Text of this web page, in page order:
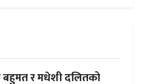
र मधेशी दलितको